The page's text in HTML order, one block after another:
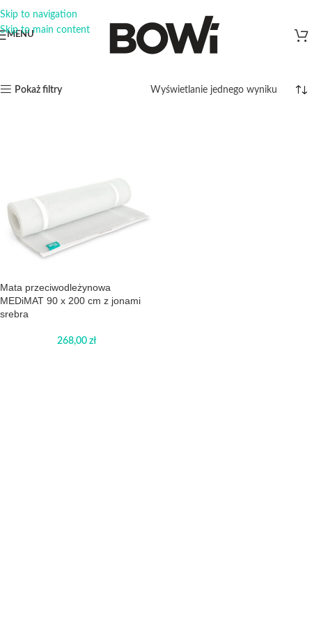
Skip to navigation
Skip to main content
MENU
Pokaż filtry Wyświetlanie jednego wyniku
Mata przeciwodleżynowa
MEDiMAT 90 x 200 cm z jonami
srebra
268,00 zł